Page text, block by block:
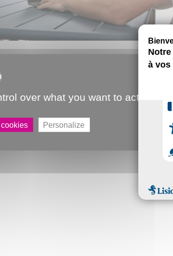
over what you want to activate
Personalize